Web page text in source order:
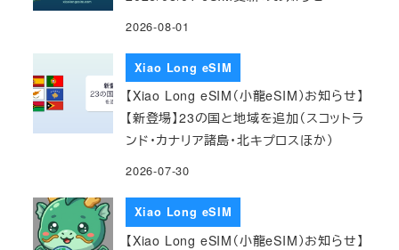
2026-08-01
Xiao Long eSIM
【Xiao Long eSIM（小龍eSIM）お知らせ】
【新登場】23の国と地域を追加（スコットラ
ンド・カナリア諸島・北キプロスほか）
2026-07-30
Xiao Long eSIM
【Xiao Long eSIM（小龍eSIM）お知らせ】